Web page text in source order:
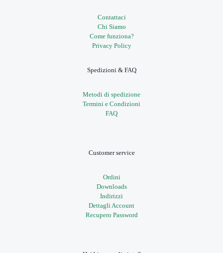
Contattaci
Chi Siamo
Come funziona?
Privacy Policy
Spedizioni & FAQ
Metodi di spedizione
Termini e Condizioni
FAQ
Customer service
Ordini
Downloads
Indirizzi
Dettagli Account
Recupero Password